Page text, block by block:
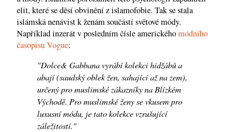
elit, které se děsí obvinění z islamofobie. Tak se stala
islámská nenávist k ženám součástí světové módy.
Například inzerát v posledním čísle americkéhomódního
časopisu Vogue:
"Dolce& Gabbana vyrábí kolekci hidžábů a
abají (saudský oblek žen, sahající až na zem),
určený pro muslimské zákazníky na Blízkém
Východě. Pro muslimské ženy se vkusem pro
luxusní módu, je tato kolekce vzrušující
záležitostí."